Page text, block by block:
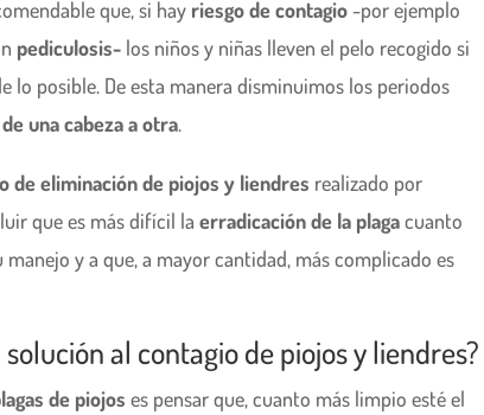
que, si hay riesgo de contagio -por ejemplo
pediculosis- los niños y niñas lleven el pelo recogido si
posible. De esta manera disminuimos los periodos
una cabeza a otra.
de eliminación de piojos y liendres realizado por
que es más difícil la erradicación de la plagacuanto
y a que, a mayor cantidad, más complicado es
al contagio de piojos y liendres?
de piojos es pensar que, cuanto más limpio esté el